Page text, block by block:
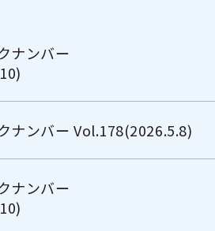
ナンバー
ナンバー Vol.178(2026.5.8)
ナンバー